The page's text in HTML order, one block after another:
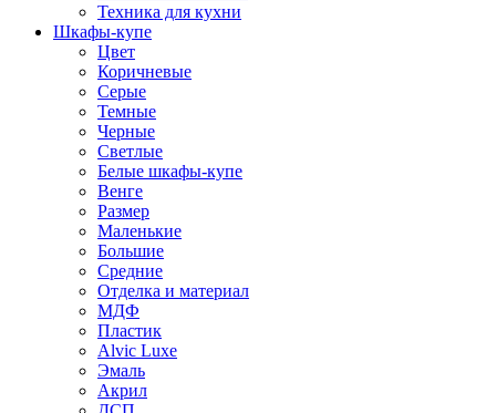
Техника для кухни
Шкафы-купе
Цвет
Коричневые
Серые
Темные
Черные
Светлые
Белые шкафы-купе
Венге
Размер
Маленькие
Большие
Средние
Отделка и материал
МДФ
Пластик
Alvic Luxe
Эмаль
Акрил